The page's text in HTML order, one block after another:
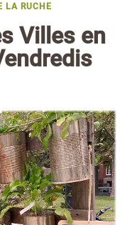
LA RUCHE
Villes en